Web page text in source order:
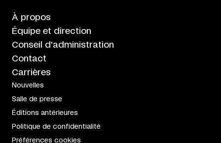
À propos
Équipe et direction
Conseil d'administration
Contact
Carrières
Nouvelles
Salle de presse
Éditions antérieures
Politique de confidentialité
Préférences cookies